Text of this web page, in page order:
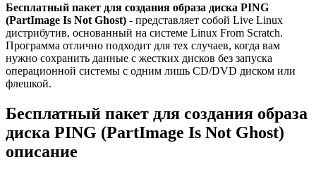
Бесплатный пакет для создания образа диска PING
(PartImage Is Not Ghost) - представляет собой Live Linux
дистрибутив, основанный на системе Linux From Scratch.
Программа отлично подходит для тех случаев, когда вам
нужно сохранить данные с жестких дисков без запуска
операционной системы с одним лишь CD/DVD диском или
флешкой.
Бесплатный пакет для создания образа
диска PING (PartImage Is Not Ghost)
описание